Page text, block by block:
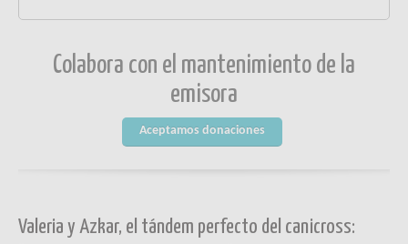
Colabora con el mantenimiento de la
emisora
Aceptamos donaciones
Valeria y Azkar, el tándem perfecto del canicross: